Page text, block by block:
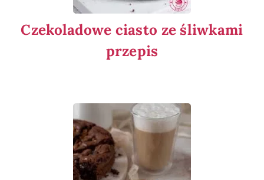
Czekoladowe ciasto ze śliwkami
przepis